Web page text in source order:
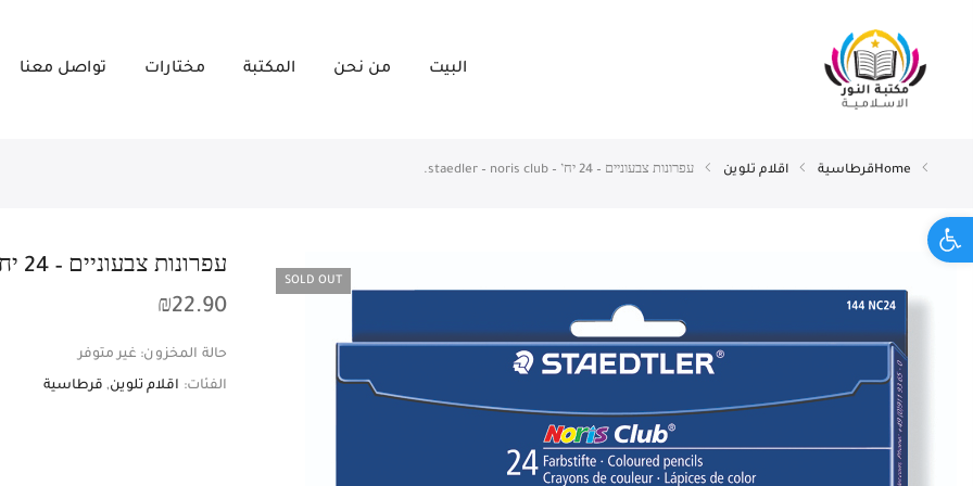
Open toolbar
البيت من نحن المكتبة مختارات تواصل معنا
Homeقرطاسية اقلام تلوين עפרונות צבעוניים – 24 יח’ – staedler – noris club.
SOLD OUT
עפרונות צבעוניים – 24 יח’ – Staedler – Noris Club.
₪22.90
حالة المخزون: غير متوفر
الفئات: اقلام تلوين, قرطاسية